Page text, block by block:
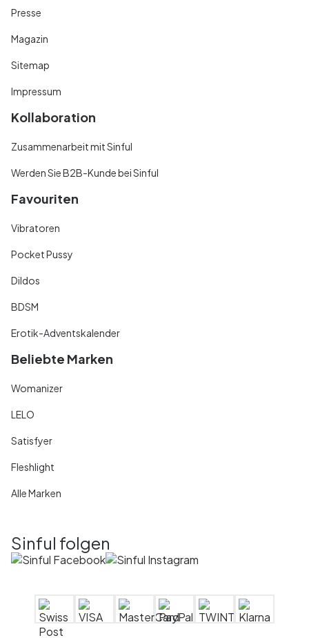
Presse
Magazin
Sitemap
Impressum
Kollaboration
Zusammenarbeit mit Sinful
Werden Sie B2B-Kunde bei Sinful
Favouriten
Vibratoren
Pocket Pussy
Dildos
BDSM
Erotik-Adventskalender
Beliebte Marken
Womanizer
LELO
Satisfyer
Fleshlight
Alle Marken
Sinful folgen